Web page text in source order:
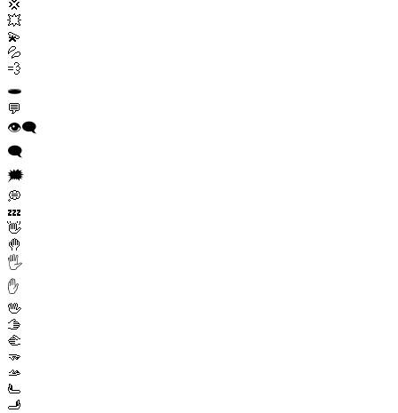
💢
💥
💫
💦
💨
🕳️
💬
👁️‍🗨️
🗨️
🗯️
💭
💤
👋
🤚
🖐️
✋
🖖
🫱
🫲
🫳
🫴
🫷
🫸